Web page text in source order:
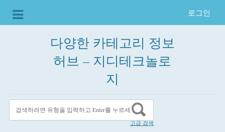
로그인
다양한 카테고리 정보
허브 – 지디테크놀로
지
고급 검색